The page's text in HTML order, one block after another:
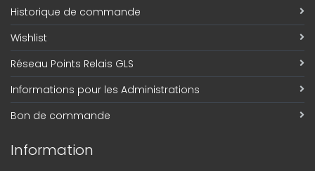
Historique de commande
Wishlist
Réseau Points Relais GLS
Informations pour les Administrations
Bon de commande
Information